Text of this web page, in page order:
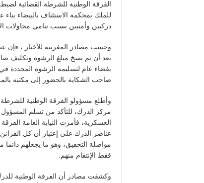
للملك بمحكمة الاستئناف بالبيضاء
دركيين وأمنيين بسبب تنامي محاولات
وحسب مصادر المغربية للأخبار ، فإن
بعد أن تم نسخ مبلغ الرشوة وتكليف
صاحب الشكاية بالحضور إلى مكتبه
وأطلع مسؤولو الفرقة الوطنية للشرطة
مركز الدرك، للتأكد من تسلم
العسكرية، فأمرت النيابة العامة
عناصر الدرك على إعتبار أن كل
مواصلة التحقيق، وهو ما يجعلهم
فقط الإنتقام منهم.
وكشفت مصادر أن الفرقة الوطنية